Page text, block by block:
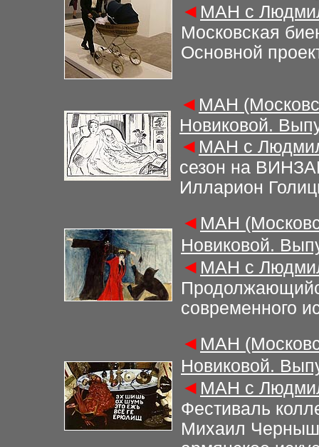
◄ МАН с
Московская
Основной
◄ МАН
Новиковой.
◄ МАН с
сезон на
Илларион
◄ МАН
Новиковой.
◄ МАН с
современного
◄ МАН
Новиковой.
◄ МАН с
Фестиваль
Михаил